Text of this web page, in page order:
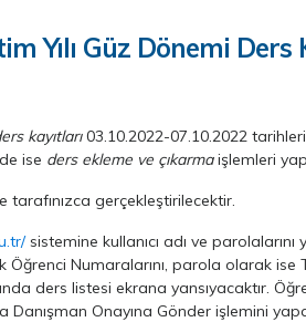
Yılı Güz Dönemi Ders
kayıtları03.10.2022-07.10.2022
ise ders ekleme ve çıkarmaişlemleri
tarafınızca gerçekleştirilecektir.
sistemine kullanıcı adı ve
Öğrenci Numaralarını, parola olarak
ders listesi ekrana yansıyacaktır.
Onayına Gönder işlemini